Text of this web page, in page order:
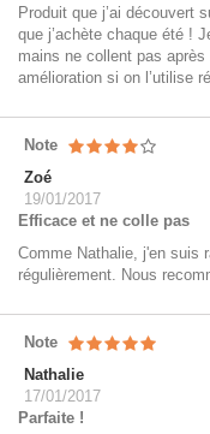
Produit que j’ai découvert
que j’achète chaque été !
mains ne collent pas
amélioration si on l’utilise
Note
Zoé
19/01/2017
Efficace et ne colle pas
Comme Nathalie, j'en suis
régulièrement. Nous
Note
Nathalie
17/01/2017
Parfaite !